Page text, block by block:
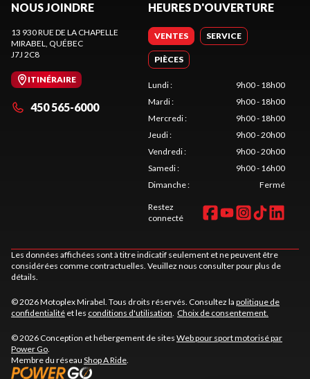
NOUS JOINDRE
13 930 RUE DE LA CHAPELLE
MIRABEL, QUÉBEC
J7J 2C8
ITINÉRAIRE
450 565-6000
HEURES D'OUVERTURE
VENTES SERVICE
PIÈCES
Lundi:
9h00 - 18h00
Mardi:
9h00 - 18h00
Mercredi:
9h00 - 18h00
Jeudi:
9h00 - 20h00
Vendredi:
9h00 - 20h00
Samedi:
9h00 - 16h00
Dimanche: Fermé
Restez
connecté
Les données affichées sont à titre indicatif seulement et ne peuvent être
considérées comme contractuelles. Veuillez nous consulter pour plus de
détails.
© 2026 Motoplex Mirabel. Tous droits réservés. Consultez la politique de
confidentialité et les conditions d'utilisation. Choix de consentement.
© 2026 Conception et hébergement de sites Web pour sport motorisé par
Power Go.
Membre du réseau Shop A Ride.